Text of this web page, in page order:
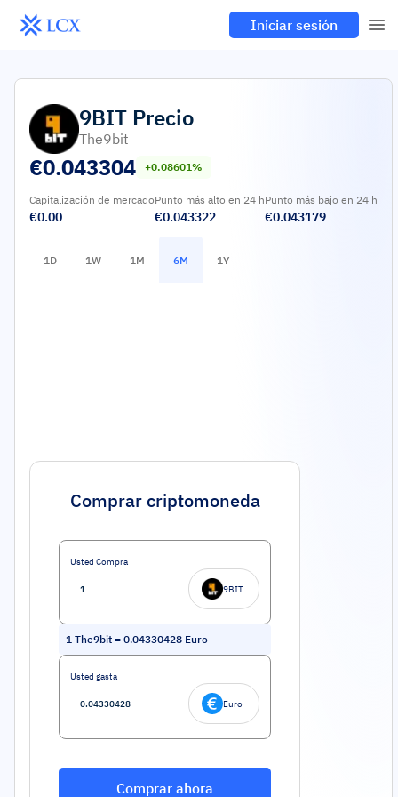
Iniciar sesión
9BIT Precio
The9bit
€0.043304 +0.08601%
Capitalización de mercado
€0.00
Punto más alto en 24 h
€0.043322
Punto más bajo en 24 h
€0.043179
1D 1W 1M 6M 1Y
Comprar criptomoneda
Usted Compra
9BIT
1 The9bit = 0.04330428 Euro
Usted gasta
Euro
Comprar ahora